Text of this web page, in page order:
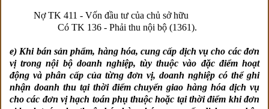
Nợ TK 411 - Vốn đầu tư của chủ sở hữu
Có TK 136 - Phải thu nội bộ (1361).
e) Khi bán sản phẩm, hàng hóa, cung cấp dịch vụ cho các đơn
vị trong nội bộ doanh nghiệp, tùy thuộc vào đặc điểm hoạt
động và phân cấp của từng đơn vị, doanh nghiệp có thể ghi
nhận doanh thu tại thời điểm chuyển giao hàng hóa dịch vụ
cho các đơn vị hạch toán phụ thuộc hoặc tại thời điểm khi đơn